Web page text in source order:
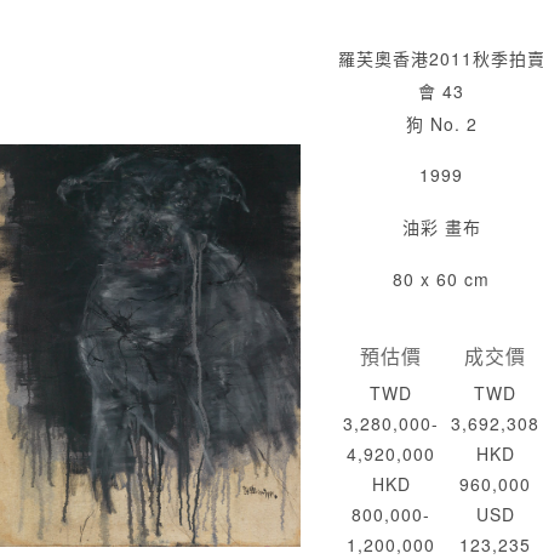
羅芙奧香港2011秋季拍
會 43
狗 No. 2
1999
油彩 畫布
80 x 60 cm
預估價
TWD
3,280,000-
4,920,000
HKD
800,000-
1,200,000
成交價
TWD
3,692,308
HKD
960,000
USD
123,235